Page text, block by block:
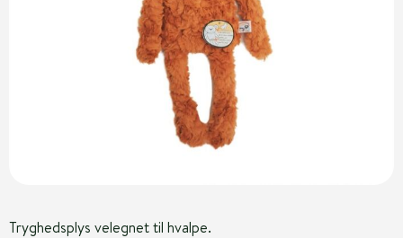
Tryghedsplys velegnet til hvalpe.